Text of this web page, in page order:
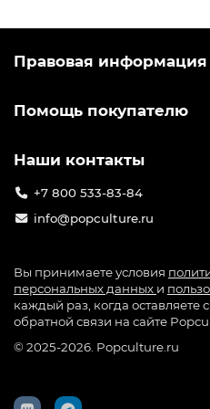
игроков. Компания-
выпускает большое
мерча по игре: от
мерч можно по
Правовая информация
Помощь покупателю
Наши контакты
+7 800 533-83-84
info@popculture.ru
Вы принимаете условия
персональных данных и
каждый раз, когда
обратной связи на сайте
© 2025-2026. Popculture.ru